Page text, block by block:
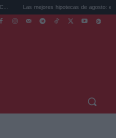
hipotecas de agosto: el TAE más